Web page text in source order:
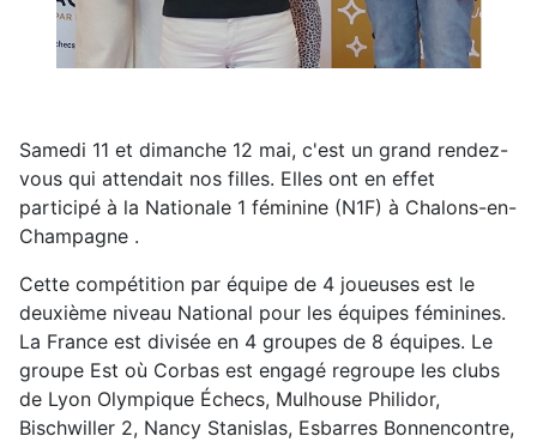
Samedi 11 et dimanche 12 mai, c'est un grand rendez-
vous qui attendait nos filles. Elles ont en effet
participé à la Nationale 1 féminine (N1F) à Chalons-en-
Champagne .
Cette compétition par équipe de 4 joueuses est le
deuxième niveau National pour les équipes féminines.
La France est divisée en 4 groupes de 8 équipes. Le
groupe Est où Corbas est engagé regroupe les clubs
de Lyon Olympique Échecs, Mulhouse Philidor,
Bischwiller 2, Nancy Stanislas, Esbarres Bonnencontre,